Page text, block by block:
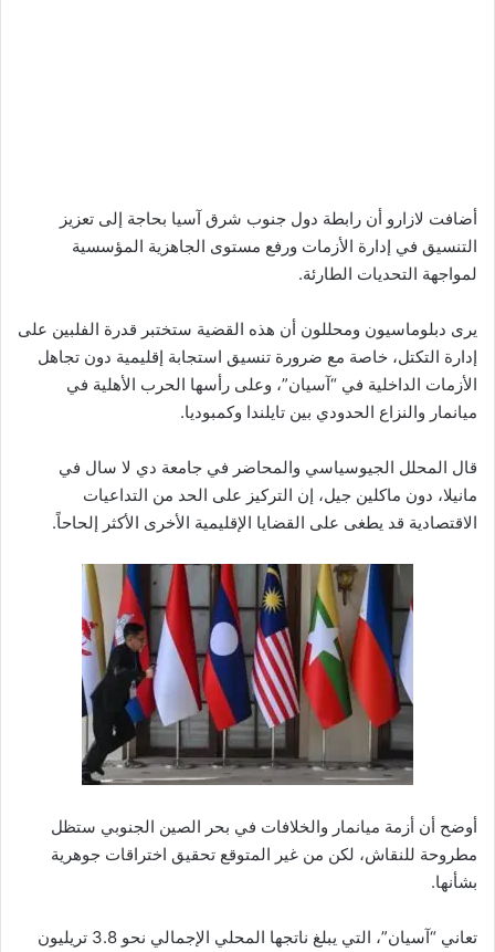
أضافت لازارو أن رابطة دول جنوب شرق آسيا بحاجة إلى تعزيز
التنسيق في إدارة الأزمات ورفع مستوى الجاهزية المؤسسية
لمواجهة التحديات الطارئة.
يرى دبلوماسيون ومحللون أن هذه القضية ستختبر قدرة الفلبين على
إدارة التكتل، خاصة مع ضرورة تنسيق استجابة إقليمية دون تجاهل
الأزمات الداخلية في “آسيان”، وعلى رأسها الحرب الأهلية في
ميانمار والنزاع الحدودي بين تايلندا وكمبوديا.
قال المحلل الجيوسياسي والمحاضر في جامعة دي لا سال في
مانيلا، دون ماكلين جيل، إن التركيز على الحد من التداعيات
الاقتصادية قد يطغى على القضايا الإقليمية الأخرى الأكثر إلحاحاً.
أوضح أن أزمة ميانمار والخلافات في بحر الصين الجنوبي ستظل
مطروحة للنقاش، لكن من غير المتوقع تحقيق اختراقات جوهرية
بشأنها.
تعاني “آسيان”، التي يبلغ ناتجها المحلي الإجمالي نحو 3.8 تريليون